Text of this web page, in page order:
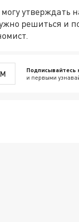
утверждать
решиться и
Подписывайтесь
и первыми